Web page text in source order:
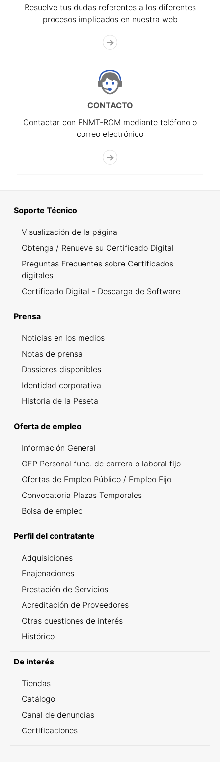
Resuelve tus dudas referentes a los diferentes
procesos implicados en nuestra web
CONTACTO
Contactar con FNMT-RCM mediante teléfono o
correo electrónico
Soporte Técnico
Visualización de la página
Obtenga / Renueve su Certificado Digital
Preguntas Frecuentes sobre Certificados
digitales
Certificado Digital - Descarga de Software
Prensa
Noticias en los medios
Notas de prensa
Dossieres disponibles
Identidad corporativa
Historia de la Peseta
Oferta de empleo
Información General
OEP Personal func. de carrera o laboral fijo
Ofertas de Empleo Público / Empleo Fijo
Convocatoria Plazas Temporales
Bolsa de empleo
Perfil del contratante
Adquisiciones
Enajenaciones
Prestación de Servicios
Acreditación de Proveedores
Otras cuestiones de interés
Histórico
De interés
Tiendas
Catálogo
Canal de denuncias
Certificaciones